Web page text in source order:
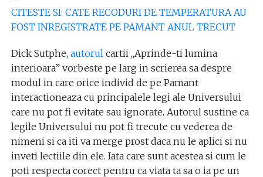
CITESTE SI: CATE RECODURI DE TEMPERATURA AU
FOST INREGISTRATE PE PAMANT ANUL TRECUT
Dick Sutphe, autorulcartii ,,Aprinde-ti lumina
interioara” vorbeste pe larg in scrierea sa despre
modul in care orice individ de pe Pamant
interactioneaza cu principalele legi ale Universului
care nu pot fi evitate sau ignorate. Autorul sustine ca
legile Universului nu pot fi trecute cu vederea de
nimeni si ca iti va merge prost daca nu le aplici si nu
inveti lectiile din ele. Iata care sunt acestea si cum le
poti respecta corect pentru ca viata ta sa o ia pe un